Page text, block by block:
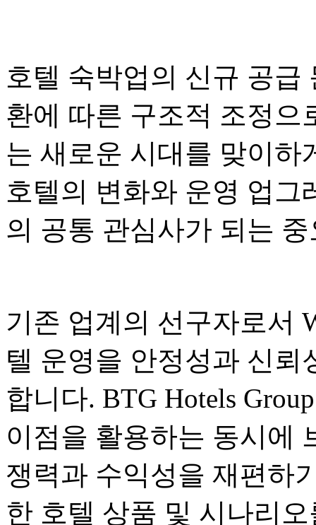
호텔 숙박업의 신규 공급
환에 따른 구조적 조정으
는 새로운 시대를 맞이하
호텔의 변화와 운영 업
의 공통 관심사가 되는
기존 업계의 선구자로서
텔 운영을 안정성과 신
합니다. BTG Hotels
이점을 활용하는 동시에
쟁력과 수익성을 재편하
한 호텔 상품 및 시나리